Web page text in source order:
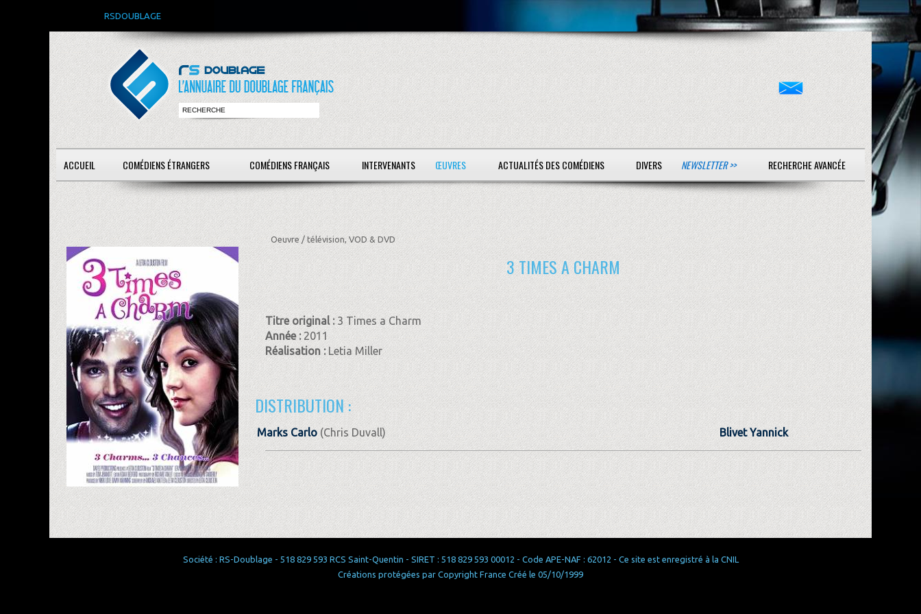
RSDOUBLAGE
ACCUEIL COMÉDIENS ÉTRANGERS COMÉDIENS FRANÇAIS INTERVENANTS ŒUVRES ACTUALITÉS DES COMÉDIENS DIVERS NEWSLETTER >> RECHERCHE AVANCÉE
Oeuvre / télévision, VOD & DVD
3 TIMES A CHARM
Titre original :3 Times a Charm
Année :2011
Réalisation :Letia Miller
DISTRIBUTION :
Marks Carlo(Chris Duvall) Blivet Yannick
Société : RS-Doublage - 518 829 593 RCS Saint-Quentin - SIRET : 518 829 593 00012 - Code APE-NAF : 62012 - Ce site est enregistré à la CNIL
Créations protégées par Copyright France Créé le 05/10/1999